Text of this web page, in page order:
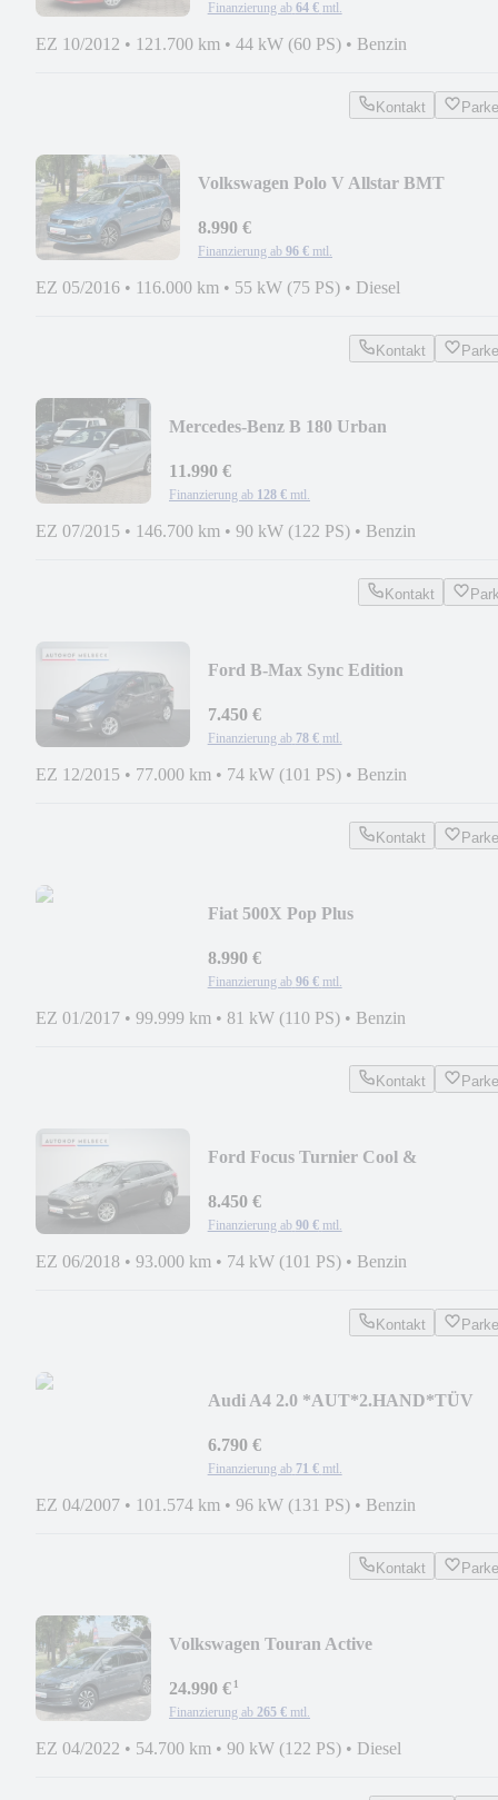
Finanzierung ab 64 € mtl.
EZ 10/2012 • 121.700 km • 44 kW (60 PS) • Benzin
Kontakt
Volkswagen Polo V Allstar BMT
8.990 €
Finanzierung ab 96 € mtl.
EZ 05/2016 • 116.000 km • 55 kW (75 PS) • Diesel
Kontakt
Mercedes-Benz B 180 Urban
11.990 €
Finanzierung ab 128 € mtl.
EZ 07/2015 • 146.700 km • 90 kW (122 PS) • Benzin
Kontakt
Ford B-Max Sync Edition
7.450 €
Finanzierung ab 78 € mtl.
EZ 12/2015 • 77.000 km • 74 kW (101 PS) • Benzin
Kontakt
Fiat 500X Pop Plus
8.990 €
Finanzierung ab 96 € mtl.
EZ 01/2017 • 99.999 km • 81 kW (110 PS) • Benzin
Kontakt
Ford Focus Turnier Cool &
8.450 €
Finanzierung ab 90 € mtl.
EZ 06/2018 • 93.000 km • 74 kW (101 PS) • Benzin
Kontakt
Audi A4 2.0 *AUT*2.HAND*TÜV
6.790 €
Finanzierung ab 71 € mtl.
EZ 04/2007 • 101.574 km • 96 kW (131 PS) • Benzin
Kontakt
Volkswagen Touran Active
24.990 €¹
Finanzierung ab 265 € mtl.
EZ 04/2022 • 54.700 km • 90 kW (122 PS) • Diesel